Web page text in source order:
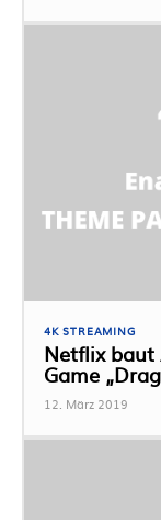
4K STREAMING
Netflix baut
Game
12. März 2019